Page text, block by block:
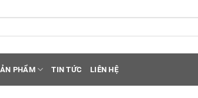
PHẨM TIN TỨC LIÊN HỆ